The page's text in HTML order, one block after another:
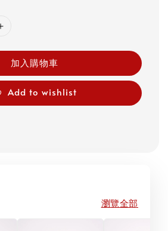
加入購物車
Add to wishlist
瀏覽全部